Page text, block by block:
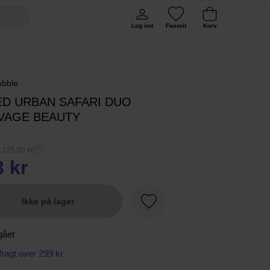
Log ind Favorit Kurv
URBAN SAFARI DUO
BEAUTY
125,00 kr
kr
Ikke på lager
Favorit
over 299 kr